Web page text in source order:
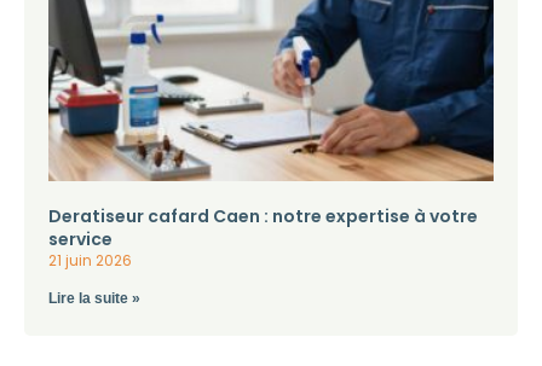
Deratiseur cafard Caen : notre expertise à votre
service
21 juin 2026
Lire la suite »